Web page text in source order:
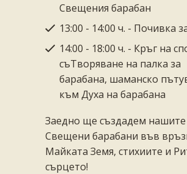
Свещения барабан
13:00 - 14:00 ч. - Почивка
14:00 - 18:00 ч. - Кръг на
съТворяване на палка за
барабана, шаманско
към Духа на барабана
Заедно ще създадем нашите
Свещени барабани във
Майката Земя, стихиите и
сърцето!